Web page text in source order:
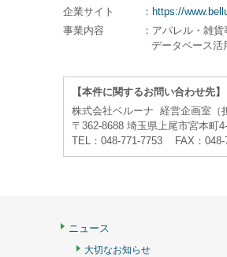
企業サイト
： https://
事業内容
：アパレル・雑
データベース活
【本件に関するお問い合わせ先】
株式会社ベルーナ 経営企画室（
〒362-8688 埼玉県上尾市宮本町
TEL：048-771-7753 FAX：
ニュース
大切なお知らせ